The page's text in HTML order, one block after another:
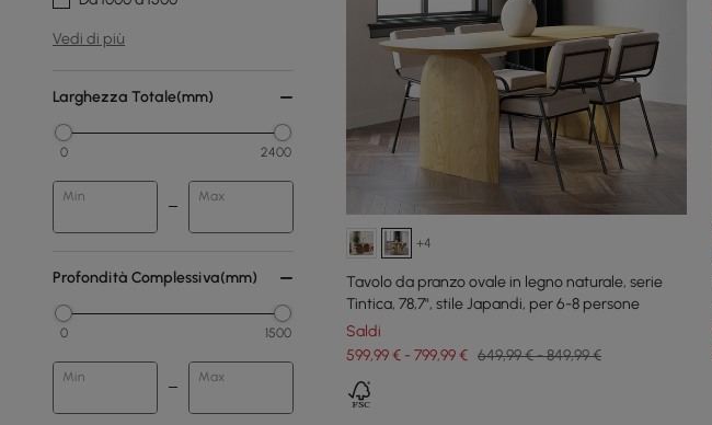
Vedi di più
Larghezza Totale(mm)
0 2400
Min Max
Profondità Complessiva(mm)
0 1500
Min Max
+4
Tavolo da pranzo ovale in legno naturale, serie
Tintica, 78,7", stile Japandi, per 6-8 persone
Saldi
599,99 € - 799,99 € 649,99 € - 849,99 €